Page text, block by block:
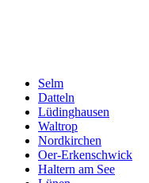
Selm
Datteln
Lüdinghausen
Waltrop
Nordkirchen
Oer-Erkenschwick
Haltern am See